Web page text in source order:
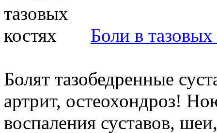
Боли в тазовых
Болят тазобедренные
артрит, остеохондроз!
воспаления суставов,